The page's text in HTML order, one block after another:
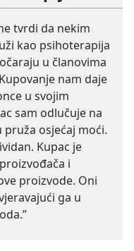
tvrdi da nekim
kao psihoterapija
u članovima
nam daje
u svojim
sam odlučuje na
osjećaj moći.
Kupac je
i
proizvode. Oni
ga u